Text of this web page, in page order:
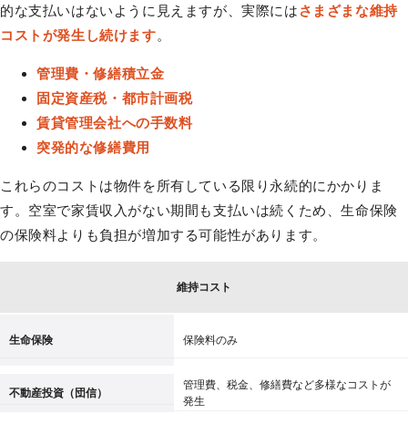
的な支払いはないように見えますが、実際には さまざまな維持
コストが発生し続けます。
管理費・修繕積立金
固定資産税・都市計画税
賃貸管理会社への手数料
突発的な修繕費用
これらのコストは物件を所有している限り永続的にかかりま
す。空室で家賃収入がない期間も支払いは続くため、生命保険
の保険料よりも負担が増加する可能性があります。
維持コスト
生命保険 保険料のみ
不動産投資（団信）
管理費、税金、修繕費など多様なコストが
発生